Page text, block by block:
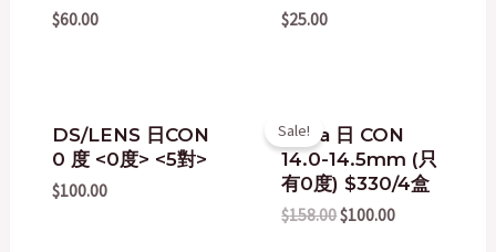
$60.00 $25.00
DS/LENS 日CON
0 度 <0度> <5對>
$100.00
Sale!
kilala 日 CON
14.0-14.5mm (只
有0度) $330/4盒
$158.00
price
was:
$158.00.
$100.00
price
is:
$100.00.